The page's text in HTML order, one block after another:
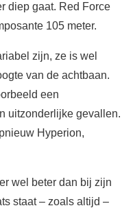
diep gaat. Red Force
105 meter.
zijn, ze is wel
van de achtbaan.
een
uitzonderlijke gevallen.
Hyperion,
wel beter dan bij zijn
staat – zoals altijd –